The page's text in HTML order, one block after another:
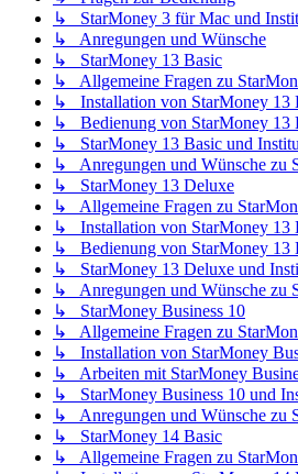
↳ StarMoney 3 für Mac und
↳ Anregungen und Wünsche
↳ StarMoney 13 Basic
↳ Allgemeine Fragen zu
↳ Installation von StarMoney 13
↳ Bedienung von StarMoney 13
↳ StarMoney 13 Basic und
↳ Anregungen und Wünsche zu
↳ StarMoney 13 Deluxe
↳ Allgemeine Fragen zu
↳ Installation von StarMoney 13
↳ Bedienung von StarMoney 13
↳ StarMoney 13 Deluxe und
↳ Anregungen und Wünsche zu
↳ StarMoney Business 10
↳ Allgemeine Fragen zu
↳ Installation von StarMoney
↳ Arbeiten mit StarMoney
↳ StarMoney Business 10 und
↳ Anregungen und Wünsche zu
↳ StarMoney 14 Basic
↳ Allgemeine Fragen zu